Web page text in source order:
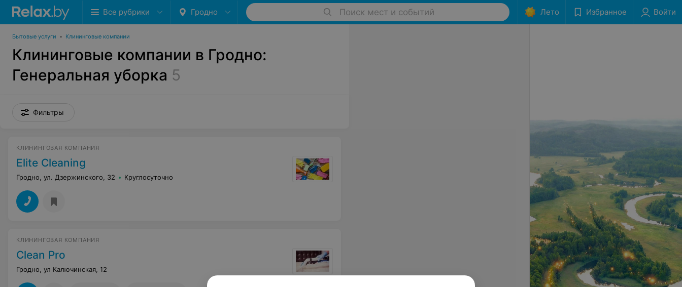
Все рубрики Гродно Поиск мест и событий Лето Избранное Войти
Бытовые услуги • Клининговые компании
Клининговые компании в Гродно:
Генеральная уборка 5
Фильтры
КЛИНИНГОВАЯ КОМПАНИЯ
Elite Cleaning
Гродно, ул. Дзержинского, 32 Круглосуточно
КЛИНИНГОВАЯ КОМПАНИЯ
Clean Pro
Гродно, ул Калючинская, 12